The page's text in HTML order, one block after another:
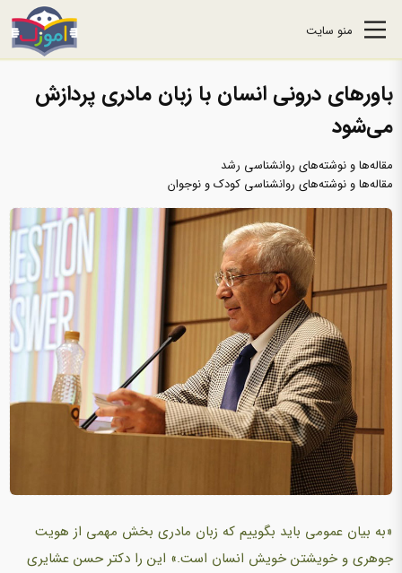
منو سایت
باورهای درونی انسان با زبان مادری پردازش
می‌شود
مقاله‌ها و نوشته‌های روانشناسی رشد
مقاله‌ها و نوشته‌های روانشناسی کودک و نوجوان
«به بیان عمومی باید بگوییم که زبان مادری بخش مهمی از هویت
جوهری و خویشتن خویش انسان است.» این را دکتر حسن عشایری